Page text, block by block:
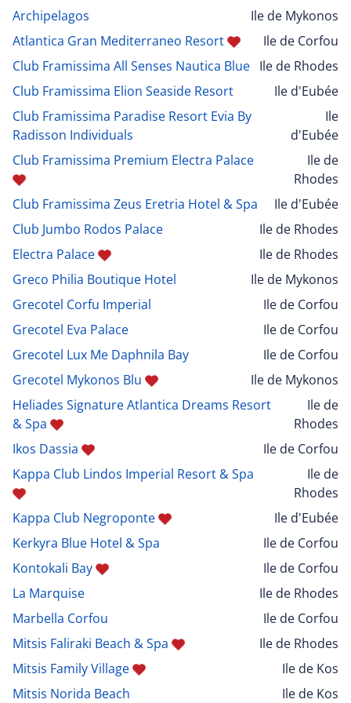
Archipelagos
Ile de Mykonos
Atlantica Gran Mediterraneo Resort
Ile de Corfou
Club Framissima All Senses Nautica Blue Ile de Rhodes
Club Framissima Elion Seaside Resort
Ile d'Eubée
Club Framissima Paradise Resort Evia By
Radisson Individuals
Ile
d'Eubée
Club Framissima Premium Electra Palace
Ile de
Rhodes
Club Framissima Zeus Eretria Hotel & Spa
Ile d'Eubée
Club Jumbo Rodos Palace
Ile de Rhodes
Electra Palace
Ile de Rhodes
Greco Philia Boutique Hotel
Ile de Mykonos
Grecotel Corfu Imperial
Ile de Corfou
Grecotel Eva Palace
Ile de Corfou
Grecotel Lux Me Daphnila Bay
Ile de Corfou
Grecotel Mykonos Blu
Ile de Mykonos
Heliades Signature Atlantica Dreams Resort
& Spa
Ile de
Rhodes
Ikos Dassia
Ile de Corfou
Kappa Club Lindos Imperial Resort & Spa
Ile de
Rhodes
Kappa Club Negroponte
Ile d'Eubée
Kerkyra Blue Hotel & Spa
Ile de Corfou
Kontokali Bay
Ile de Corfou
La Marquise
Ile de Rhodes
Marbella Corfou
Ile de Corfou
Mitsis Faliraki Beach & Spa
Ile de Rhodes
Mitsis Family Village
Ile de Kos
Mitsis Norida Beach
Ile de Kos